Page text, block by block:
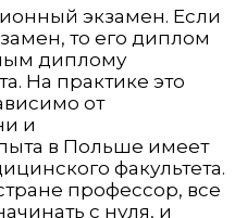
экзамен. Если
то его диплом
диплому
На практике это
от
и
в Польше имеет
факультета.
профессор, все
с нуля, и